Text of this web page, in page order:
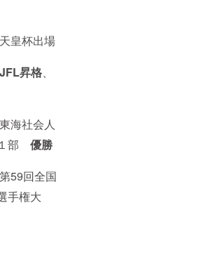
皇杯出場
JFL昇格、
海社会人
部 優勝
59回全国
手権大